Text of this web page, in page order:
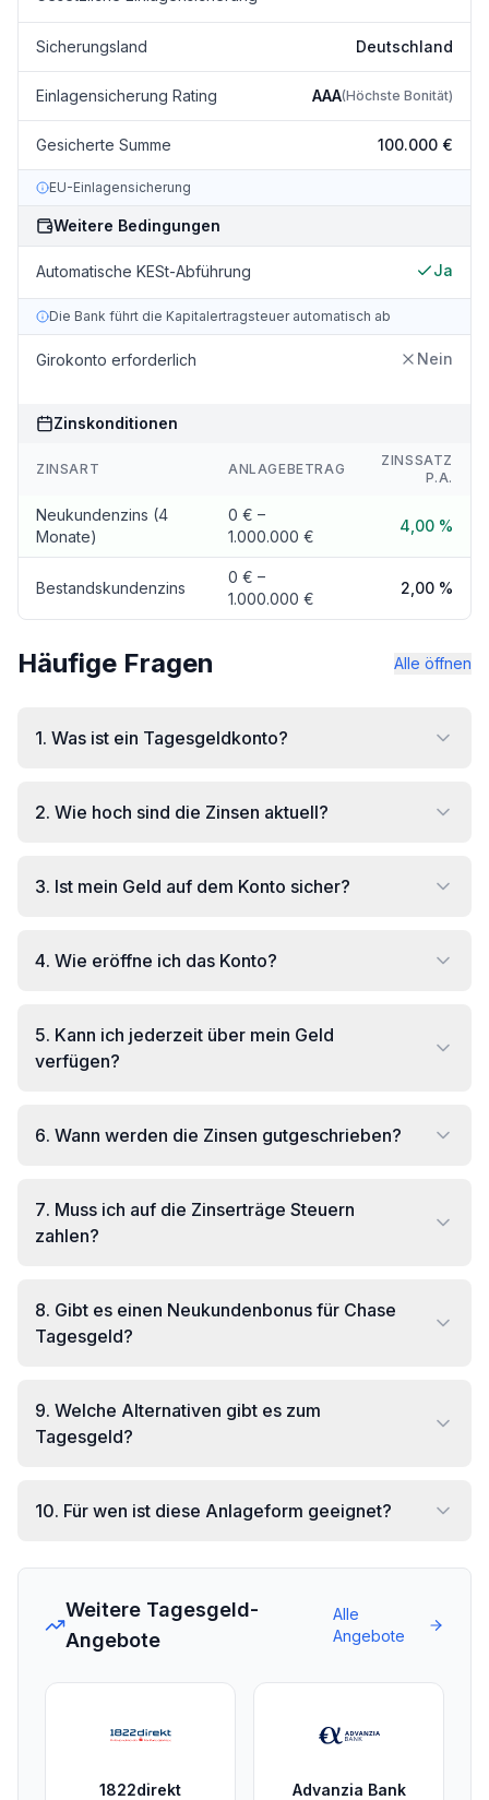
Sicherungsland Deutschland
Einlagensicherung Rating AAA(Höchste Bonität)
Gesicherte Summe 100.000 €
EU-Einlagensicherung
Weitere Bedingungen
Automatische KESt-Abführung Ja
Die Bank führt die Kapitalertragsteuer automatisch ab
Girokonto erforderlich Nein
Zinskonditionen
ZINSART ANLAGEBETRAG
ZINSSATZ
P.A.
Neukundenzins (4
Monate)
0 € –
1.000.000 €
4,00 %
Bestandskundenzins
0 € –
1.000.000 €
2,00 %
Häufige Fragen Alle öffnen
1. Was ist ein Tagesgeldkonto?
2. Wie hoch sind die Zinsen aktuell?
3. Ist mein Geld auf dem Konto sicher?
4. Wie eröffne ich das Konto?
5. Kann ich jederzeit über mein Geld
verfügen?
6. Wann werden die Zinsen gutgeschrieben?
7. Muss ich auf die Zinserträge Steuern
zahlen?
8. Gibt es einen Neukundenbonus für Chase
Tagesgeld?
9. Welche Alternativen gibt es zum
Tagesgeld?
10. Für wen ist diese Anlageform geeignet?
Weitere Tagesgeld-
Angebote
Alle
Angebote
1822direkt
Advanzia Bank